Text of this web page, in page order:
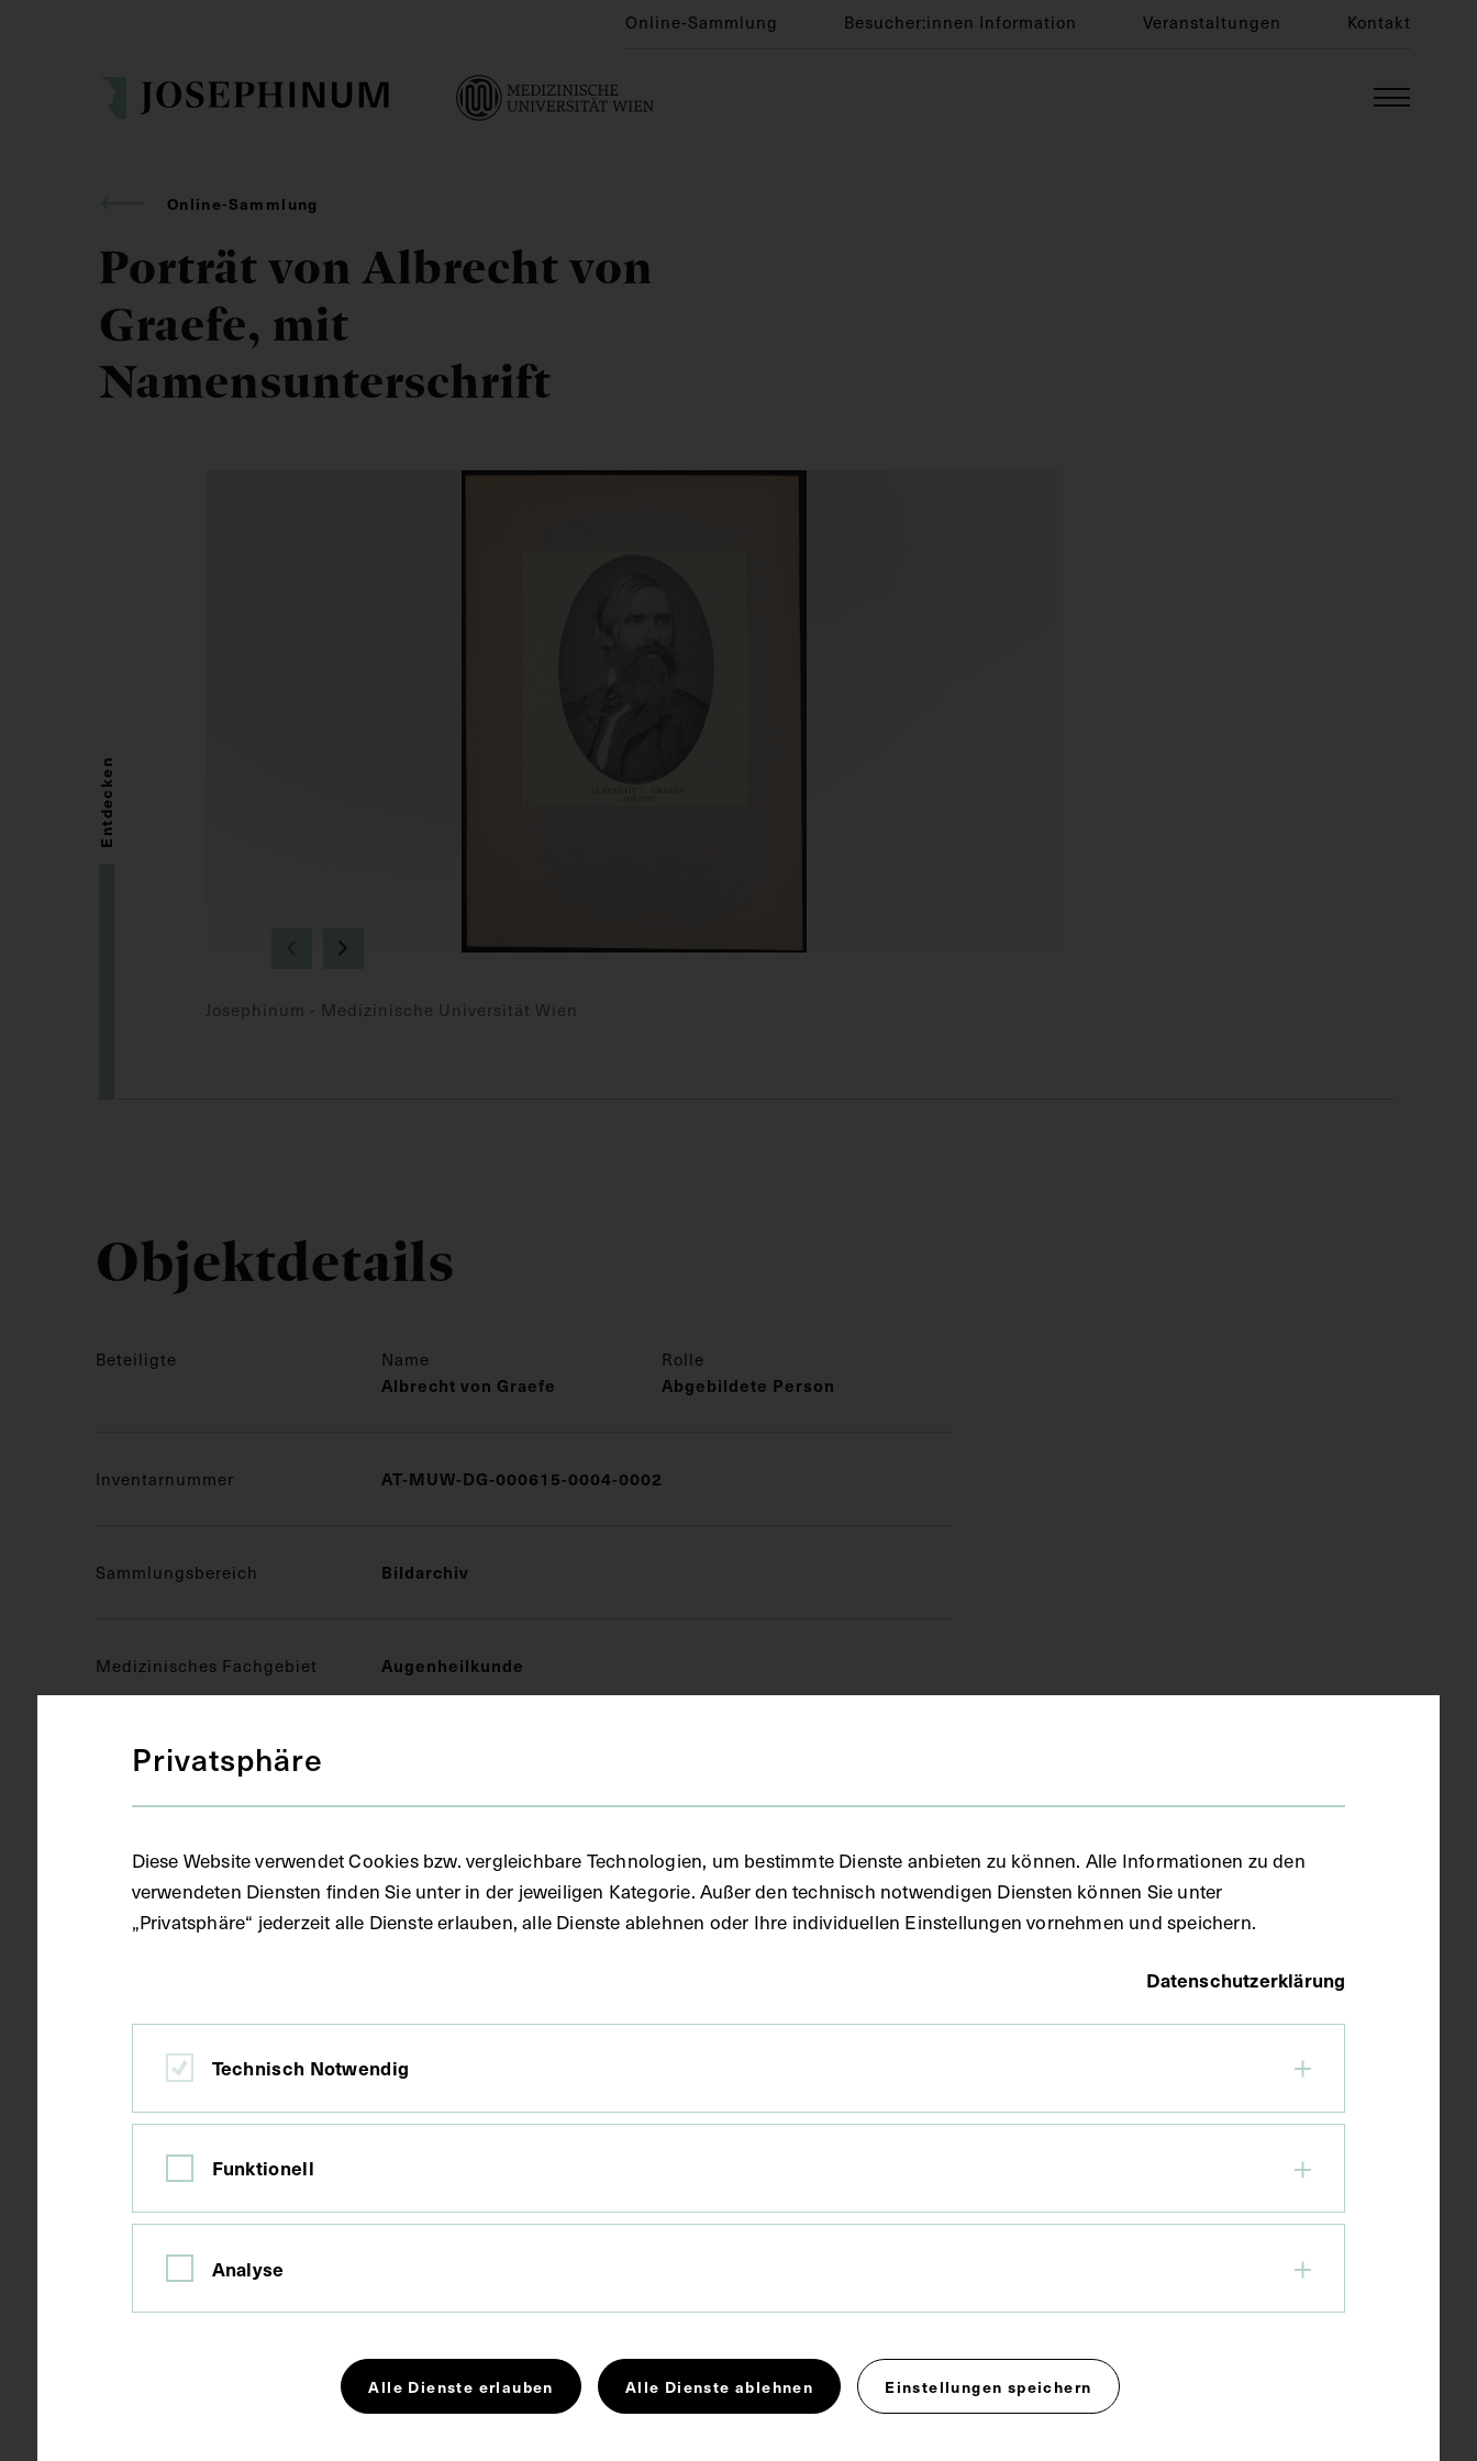
Online-Sammlung Besucher:innen Information Veranstaltungen Kontakt
Online-Sammlung
Porträt von Albrecht von
Graefe, mit
Namensunterschrift
Josephinum - Medizinische Universität Wien
Entdecken
Objektdetails
Beteiligte Name Rolle
Albrecht von Graefe Abgebildete Person
Inventarnummer AT-MUW-DG-000615-0004-0002
Sammlungsbereich Bildarchiv
Medizinisches Fachgebiet Augenheilkunde
Objektart
Gegenstand Ausschnitt
Material Karton
Technik Druck
Maße
Bildmaß 16,8 x 14,9 cm
Privatsphäre
Diese Website verwendet Cookies bzw. vergleichbare Technologien, um bestimmte Dienste anbieten zu können. Alle Informationen zu den
verwendeten Diensten finden Sie unter in der jeweiligen Kategorie. Außer den technisch notwendigen Diensten können Sie unter
„Privatsphäre“ jederzeit alle Dienste erlauben, alle Dienste ablehnen oder Ihre individuellen Einstellungen vornehmen und speichern.
Datenschutzerklärung
Technisch Notwendig
Funktionell
Analyse
Alle Dienste erlauben Alle Dienste ablehnen Einstellungen speichern